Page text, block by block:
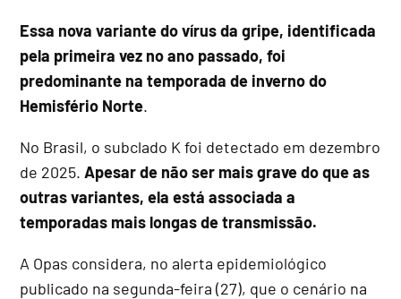
Essa nova variante do vírus da gripe, identificada
pela primeira vez no ano passado, foi
predominante na temporada de inverno do
Hemisfério Norte.
No Brasil, o subclado K foi detectado em dezembro
de 2025.Apesar de não ser mais grave do que as
outras variantes, ela está associada a
temporadas mais longas de transmissão.
A Opas considera, no alerta epidemiológico
publicado na segunda-feira (27), que o cenário na